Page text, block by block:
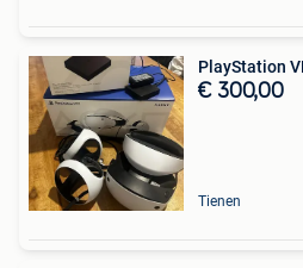
PlayStation
€ 300,00
Tienen